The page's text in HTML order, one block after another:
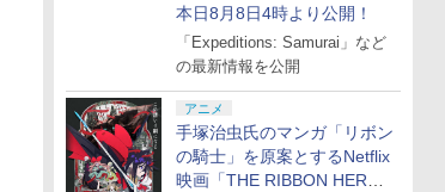
本日8月8日4時より公開！
「Expeditions: Samurai」など
の最新情報を公開
アニメ
手塚治虫氏のマンガ「リボン
の騎士」を原案とするNetflix
映画「THE RIBBON HERO